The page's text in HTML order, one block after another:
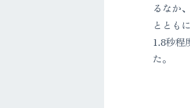
るなか
ととも
1.8秒程
た。